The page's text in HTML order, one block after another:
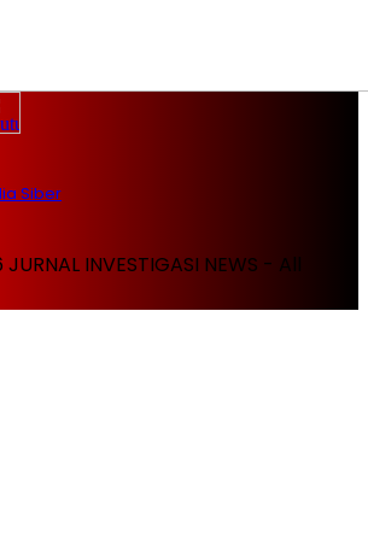
Siber
INVESTIGASI NEWS - All